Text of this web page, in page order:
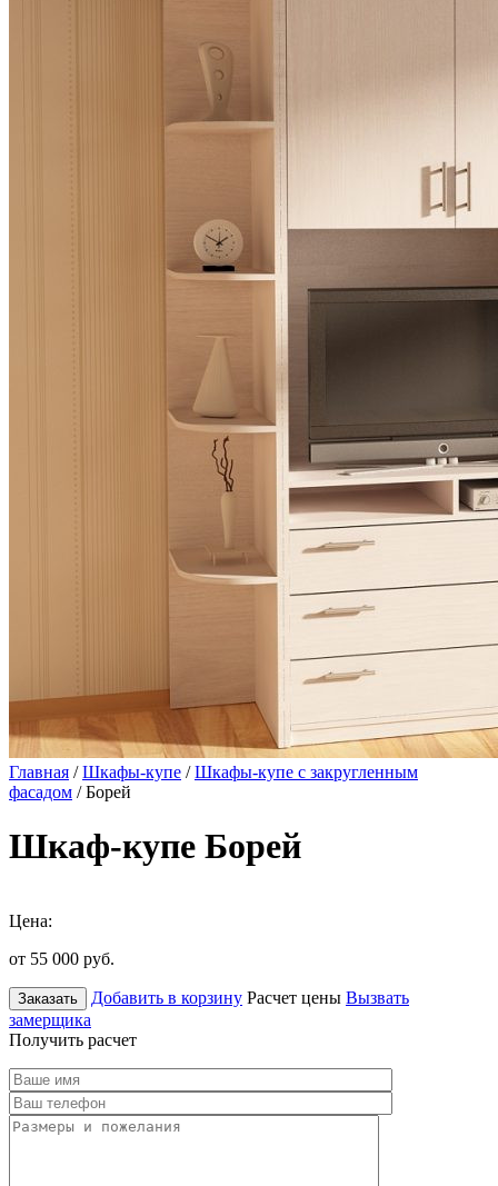
Главная /Шкафы-купе /Шкафы-купе с закругленным
фасадом / Борей
Шкаф-купе Борей
Цена:
от 55 000 руб.
Заказать Добавить в корзину Расчет цены Вызвать
замерщика
Получить расчет